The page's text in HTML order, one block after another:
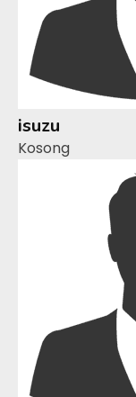
isuzu
Kosong